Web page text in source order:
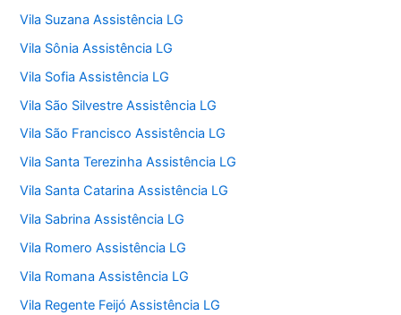
Vila Suzana Assistência LG
Vila Sônia Assistência LG
Vila Sofia Assistência LG
Vila São Silvestre Assistência LG
Vila São Francisco Assistência LG
Vila Santa Terezinha Assistência LG
Vila Santa Catarina Assistência LG
Vila Sabrina Assistência LG
Vila Romero Assistência LG
Vila Romana Assistência LG
Vila Regente Feijó Assistência LG